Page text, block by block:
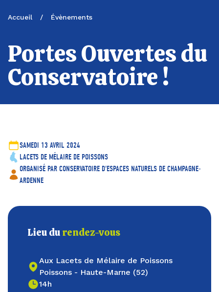
Accueil / Évènements
Portes Ouvertes du
Conservatoire !
SAMEDI 13 AVRIL 2024
LACETS DE MÉLAIRE DE POISSONS
ORGANISÉ PAR CONSERVATOIRE D'ESPACES NATURELS DE CHAMPAGNE-
ARDENNE
Lieu durendez-vous
Aux Lacets de Mélaire de Poissons
Poissons - Haute-Marne (52)
14h